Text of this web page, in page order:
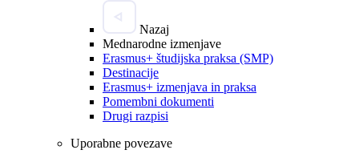
Nazaj
Mednarodne izmenjave
Erasmus+ študijska praksa (SMP)
Destinacije
Erasmus+ izmenjava in praksa
Pomembni dokumenti
Drugi razpisi
Uporabne povezave